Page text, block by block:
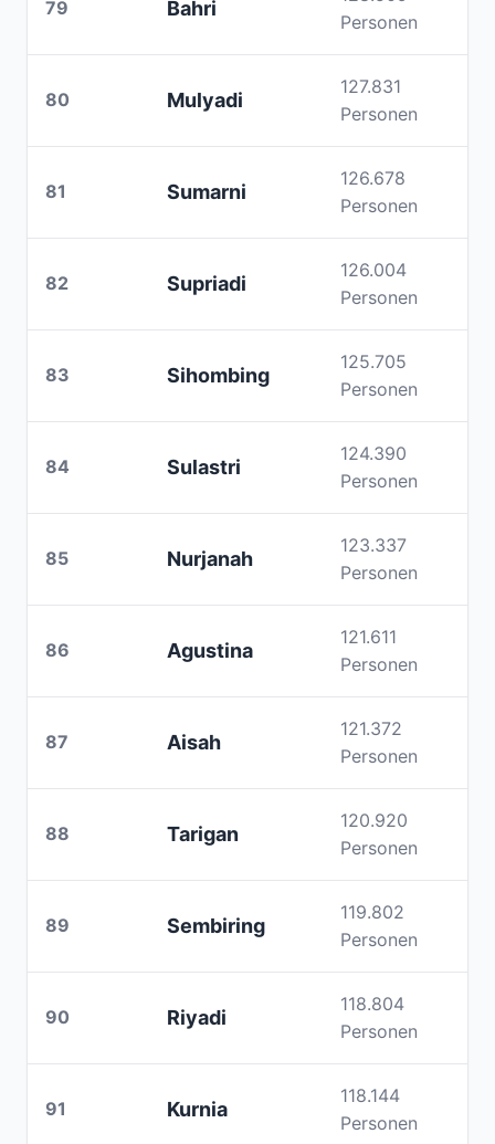
79 Bahri
Personen
80 Mulyadi
127.831
Personen
81 Sumarni
126.678
Personen
82 Supriadi
126.004
Personen
83 Sihombing
125.705
Personen
84 Sulastri
124.390
Personen
85 Nurjanah
123.337
Personen
86 Agustina
121.611
Personen
87 Aisah
121.372
Personen
88 Tarigan
120.920
Personen
89 Sembiring
119.802
Personen
90 Riyadi
118.804
Personen
91 Kurnia
118.144
Personen